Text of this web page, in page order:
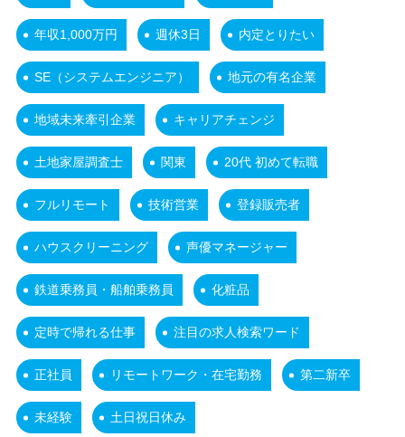
年収1,000万円 週休3日 内定とりたい
SE（システムエンジニア） 地元の有名企業
地域未来牽引企業 キャリアチェンジ
土地家屋調査士 関東 20代 初めて転職
フルリモート 技術営業 登録販売者
ハウスクリーニング 声優マネージャー
鉄道乗務員・船舶乗務員 化粧品
定時で帰れる仕事 注目の求人検索ワード
正社員 リモートワーク・在宅勤務 第二新卒
未経験 土日祝日休み